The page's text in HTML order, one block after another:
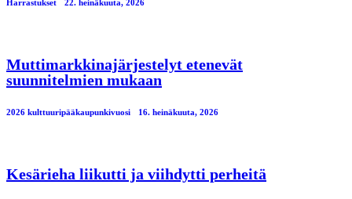
Harrastukset 22. heinäkuuta, 2026
Muttimarkkinajärjestelyt etenevät
suunnitelmien mukaan
2026 kulttuuripääkaupunkivuosi 16. heinäkuuta, 2026
Kesärieha liikutti ja viihdytti perheitä